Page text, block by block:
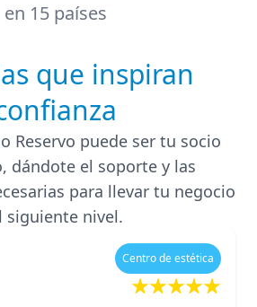
en 15 países
que inspiran
Reservo puede ser tu socio
dándote el soporte y las
para llevar tu negocio
siguiente nivel.
Centro de estética